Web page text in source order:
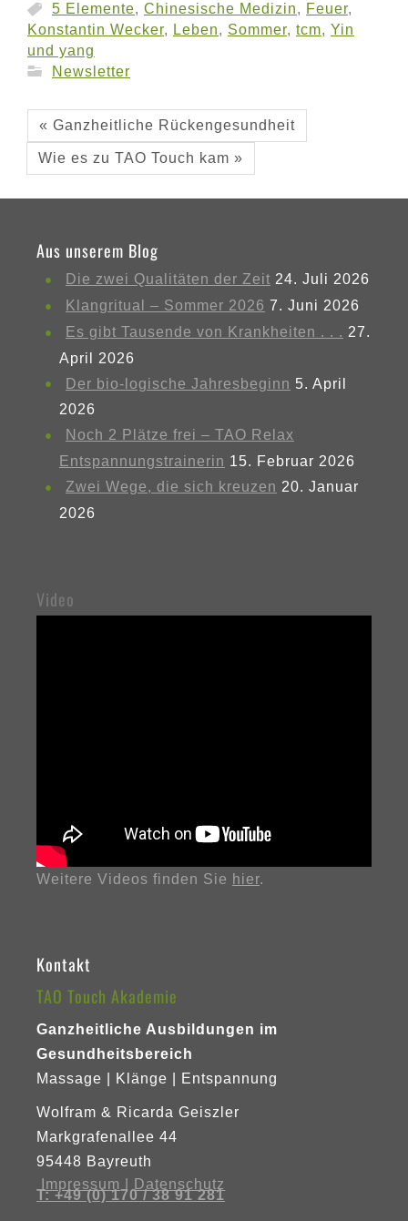
5 Elemente, Chinesische Medizin, Feuer,
Konstantin Wecker, Leben, Sommer, tcm, Yin
und yang
Newsletter
« Ganzheitliche Rückengesundheit
Wie es zu TAO Touch kam »
Aus unserem Blog
Die zwei Qualitäten der Zeit 24. Juli 2026
Klangritual – Sommer 2026 7. Juni 2026
Es gibt Tausende von Krankheiten . . . 27.
April 2026
Der bio-logische Jahresbeginn 5. April
2026
Noch 2 Plätze frei – TAO Relax
Entspannungstrainerin 15. Februar 2026
Zwei Wege, die sich kreuzen 20. Januar
2026
Video
Weitere Videos finden Sie hier.
Kontakt
TAO Touch Akademie
Ganzheitliche Ausbildungen im
Gesundheitsbereich
Massage | Klänge | Entspannung
Wolfram & Ricarda Geiszler
Markgrafenallee 44
95448 Bayreuth
T: +49 (0) 170 / 38 91 281
Impressum Datenschutz